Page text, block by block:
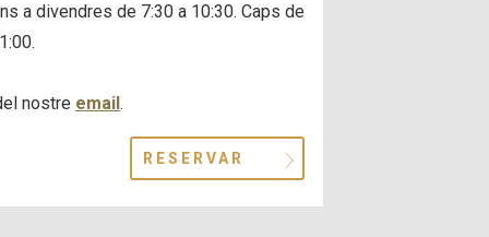
a divendres de 7:30 a 10:30. Caps de
nostre email.
RESERVAR